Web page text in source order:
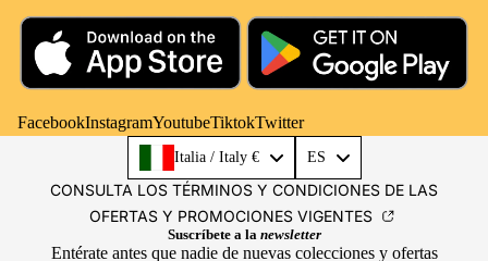
FacebookInstagramYoutubeTiktokTwitter
Italia / Italy € ES
CONSULTA LOS TÉRMINOS Y CONDICIONES DE LAS
OFERTAS Y PROMOCIONES VIGENTES
Suscríbete a la newsletter
Entérate antes que nadie de nuevas colecciones y ofertas